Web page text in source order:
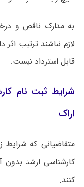
به مدارک ناقص و
لازم نباشند ترتیب
قابل استرداد نیست.
شرایط ثبت نام
اراک
متقاضیانی که شرایط
کنند.